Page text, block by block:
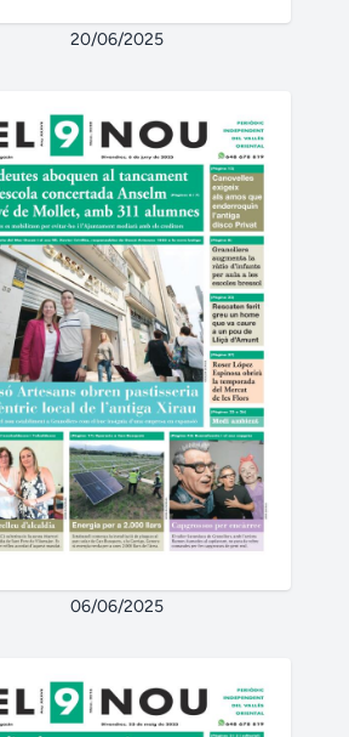
20/06/2025
06/06/2025